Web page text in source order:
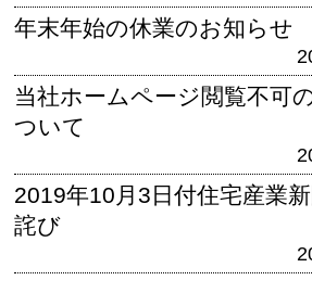
年末年始の休業のお知らせ
当社ホームページ閲覧不可
ついて
2019年10月3日付住宅産業
詫び